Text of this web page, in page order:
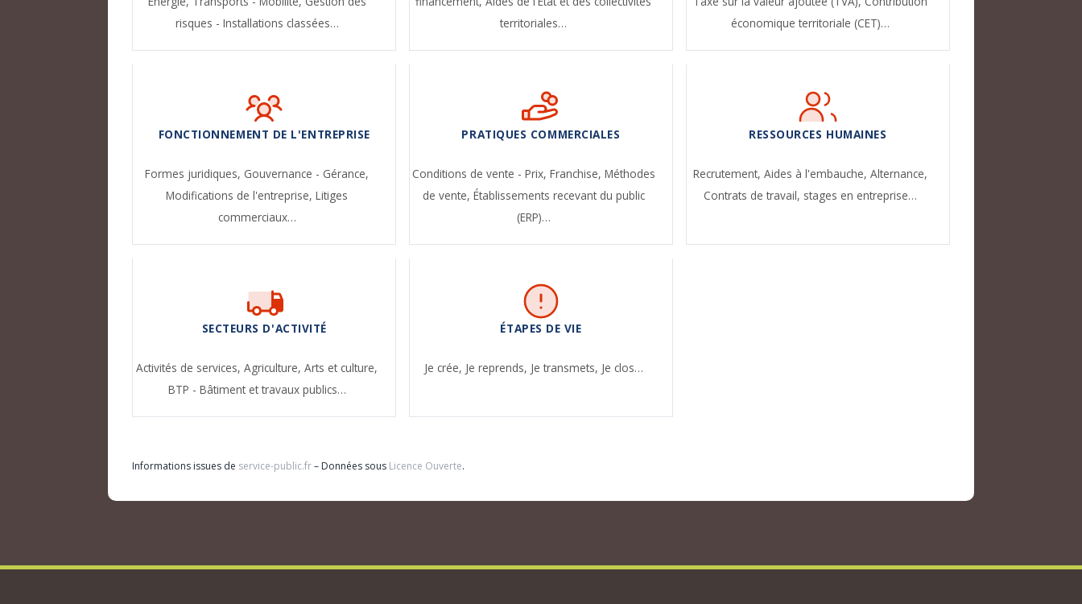
risques - Installations classées…
territoriales…
économique territoriale (CET)…
FONCTIONNEMENT DE L'ENTREPRISE
Formes juridiques, Gouvernance - Gérance,
Modifications de l'entreprise,Litiges
commerciaux…
PRATIQUES COMMERCIALES
Conditions de vente - Prix, Franchise, Méthodes
de vente, Établissements recevant du public
(ERP)…
RESSOURCES HUMAINES
Recrutement,Aides à l'embauche,Alternance,
Contrats de travail, stages en entreprise…
SECTEURS D'ACTIVITÉ
Activités de services,Agriculture,Arts et culture,
BTP - Bâtiment et travaux publics…
ÉTAPES DE VIE
Je crée, Je reprends, Je transmets, Je clos…
Informations issues de service-public.fr– Données sous Licence Ouverte.